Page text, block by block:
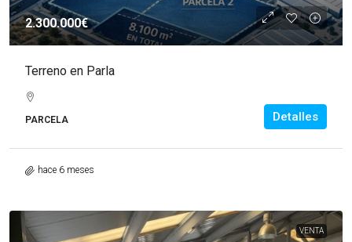
2.300.000€
Terreno en Parla
PARCELA Detalles
hace 6 meses
VENTA